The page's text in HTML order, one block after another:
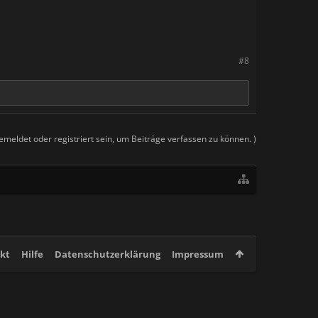
#8
oder registriert sein, um Beiträge verfassen zu können. )
Hilfe Datenschutzerklärung Impressum